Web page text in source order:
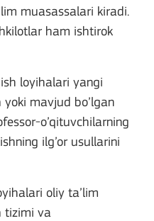
muasassalari kiradi.
ham ishtirok
loyihalari yangi
yoki mavjud bo’lgan
o’qituvchilarning
ilg’or usullarini
oliy ta’lim
tizimi va